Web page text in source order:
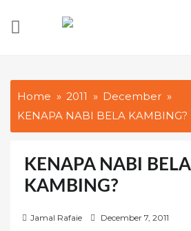
Home 2011
December
KENAPA NABI BELA KAMBING?
KENAPA NABI BELA
KAMBING?
Jamal Rafaie
December 7, 2011